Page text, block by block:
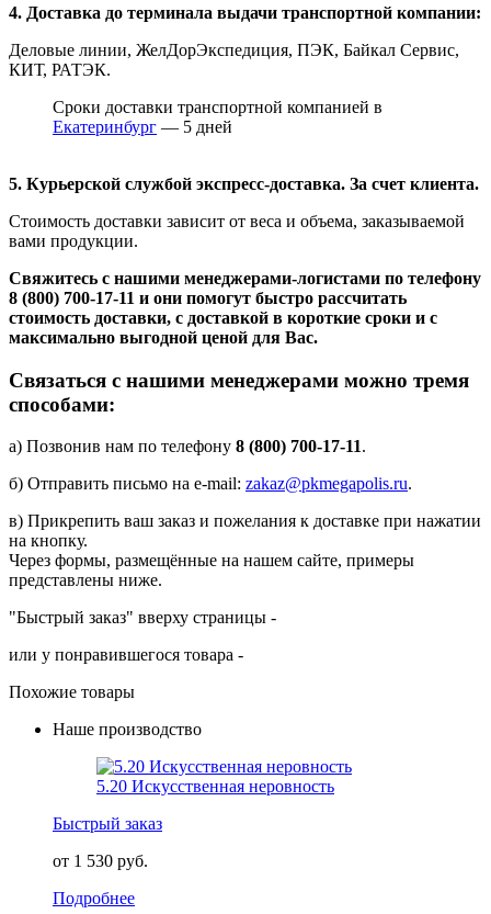
4. Доставка до терминала выдачи транспортной компании:
Деловые линии, ЖелДорЭкспедиция, ПЭК, Байкал Сервис,
КИТ, РАТЭК.
Сроки доставки транспортной компанией в
Екатеринбург — 5 дней
5. Курьерской службой экспресс-доставка. За счет клиента.
Стоимость доставки зависит от веса и объема, заказываемой
вами продукции.
Свяжитесь с нашими менеджерами-логистами по телефону
8 (800) 700-17-11 и они помогут быстро рассчитать
стоимость доставки, с доставкой в короткие сроки и с
максимально выгодной ценой для Вас.
Связаться с нашими менеджерами можно тремя
способами:
а) Позвонив нам по телефону 8 (800) 700-17-11.
б) Отправить письмо на e-mail: zakaz@pkmegapolis.ru.
в) Прикрепить ваш заказ и пожелания к доставке при нажатии
на кнопку.
Через формы, размещённые на нашем сайте, примеры
представлены ниже.
"Быстрый заказ" вверху страницы -
или у понравившегося товара -
Похожие товары
Наше производство
5.20 Искусственная неровность
Быстрый заказ
от 1 530 руб.
Подробнее